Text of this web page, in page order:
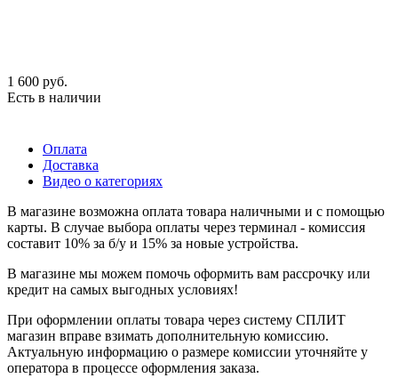
1 600 руб.
Есть в наличии
Оплата
Доставка
Видео о категориях
В магазине возможна оплата товара наличными и с помощью
карты. В случае выбора оплаты через терминал - комиссия
составит 10% за б/у и 15% за новые устройства.
В магазине мы можем помочь оформить вам рассрочку или
кредит на самых выгодных условиях!
При оформлении оплаты товара через систему СПЛИТ
магазин вправе взимать дополнительную комиссию.
Актуальную информацию о размере комиссии уточняйте у
оператора в процессе оформления заказа.